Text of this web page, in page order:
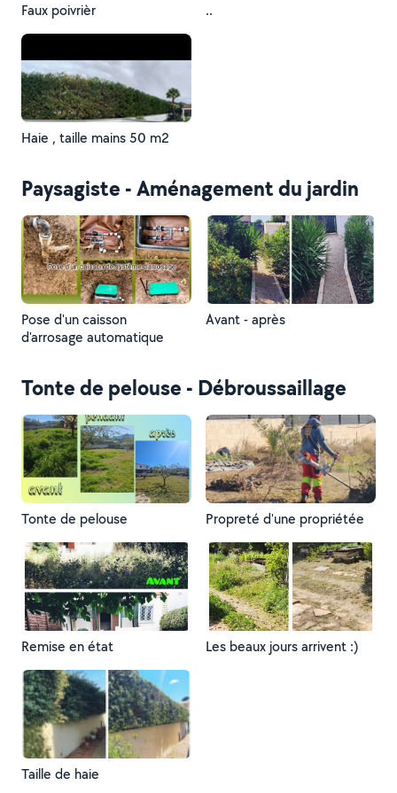
Faux poivrièr ..
Haie , taille mains 50 m2
Paysagiste - Aménagement du jardin
Pose d'un caisson
d'arrosage automatique
Avant - après
Tonte de pelouse - Débroussaillage
Tonte de pelouse Propreté d'une propriétée
Remise en état Les beaux jours arrivent :)
Taille de haie